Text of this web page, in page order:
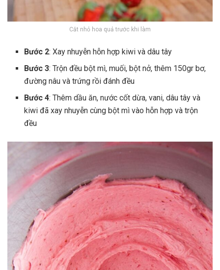
Cắt nhỏ hoa quả trước khi làm
Bước 2: Xay nhuyễn hỗn hợp kiwi và dâu tây
Bước 3: Trộn đều bột mì, muối, bột nở, thêm 150gr bơ,
đường nâu và trứng rồi đánh đều
Bước 4: Thêm dầu ăn, nước cốt dừa, vani, dâu tây và
kiwi đã xay nhuyễn cùng bột mì vào hỗn hợp và trộn
đều